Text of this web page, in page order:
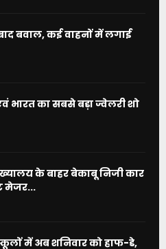
बवाल, कई वाहनों में लगाई
भारत का सबसे बड़ा ज्वेलरी शो
के बाहर बेकाबू निजी कार
मेजर...
में अब शनिवार को हाफ-डे,